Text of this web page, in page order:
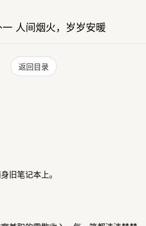
一 人间烟火，岁岁安暖
返回目录
旧笔记本上。